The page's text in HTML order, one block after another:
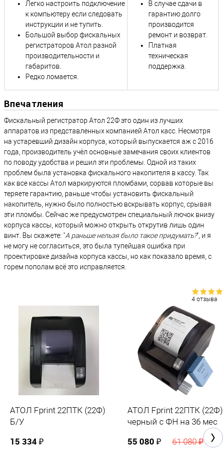
Легко настроить подключение
к компьютеру если следовать
инструкции и не тупить.
Большой выбор фискальных
регистраторов Атол разной
производительности и
габаритов.
Редко ломается.
В случае сдачи в
гарантию долго
производится
ремонт и возврат.
Платная
техническая
поддержка.
Впечатления
Фискальный регистратор Атол 22Ф это один из лучших
аппаратов из представленных компанией Атол касс. Несмотря
на устаревший дизайн корпуса, который выпускается аж с 2016
года, производитель учёл основные замечания своих клиентов
по поводу удобства и решил эти проблемы. Одной из таких
проблем была установка фискального накопителя в кассу. Так
как все кассы Атол маркируются пломбами, сорвав которые вы
теряете гарантию, раньше чтобы установить фискальный
накопитель, нужно было полностью вскрывать корпус, срывая
эти пломбы. Сейчас же предусмотрен специальный лючок внизу
корпуса кассы, который можно открыть открутив лишь один
винт. Вы скажете: "А раньше нельзя было такое придумать?", и я
не могу не согласиться, это была тупейшая ошибка при
проектировке дизайна корпуса кассы, но как показало время, с
горем пополам всё это исправляется.
АТОЛ Fprint 22ПТК (22Ф)
Б/У
15 334 ₽
4 отзыва
АТОЛ Fprint 22ПТК (22Ф)
черный с ФН на 36 мес
55 080 ₽ 61 080 ₽